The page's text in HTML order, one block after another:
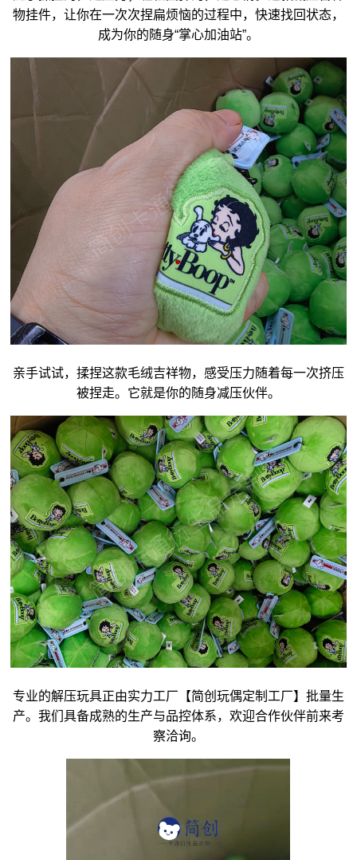
物挂件，让你在一次次捏扁烦恼的过程中，快速找回状态，
成为你的随身“掌心加油站”。
亲手试试，揉捏这款毛绒吉祥物，感受压力随着每一次挤压
被捏走。它就是你的随身减压伙伴。
专业的解压玩具正由实力工厂【简创玩偶定制工厂】批量生
产。我们具备成熟的生产与品控体系，欢迎合作伙伴前来考
察洽询。